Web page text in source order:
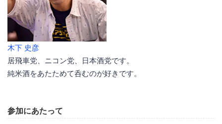
木下 史彦
居飛車党、ニコン党、日本酒党です。
純米酒をあたためて呑むのが好きです。
参加にあたって